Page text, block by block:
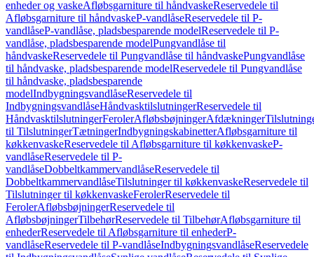
enheder og vaskeAfløbsgarniture til håndvaskeReservedele til
Afløbsgarniture til håndvaskeP-vandlåseReservedele til P-
vandlåseP-vandlåse, pladsbesparende modelReservedele til P-
vandlåse, pladsbesparende modelPungvandlåse til
håndvaskeReservedele til Pungvandlåse til håndvaskePungvandlåse
til håndvaske, pladsbesparende modelReservedele til Pungvandlåse
til håndvaske, pladsbesparende
modelIndbygningsvandlåseReservedele til
IndbygningsvandlåseHåndvasktilslutningerReservedele til
HåndvasktilslutningerFerolerAfløbsbøjningerAfdækninger
til TilslutningerTætningerIndbygningskabinetterAfløbsgarniture til
køkkenvaskeReservedele til Afløbsgarniture til køkkenvaskeP-
vandlåseReservedele til P-
vandlåseDobbeltkammervandlåseReservedele til
DobbeltkammervandlåseTilslutninger til køkkenvaskeReservedele til
Tilslutninger til køkkenvaskeFerolerReservedele til
FerolerAfløbsbøjningerReservedele til
AfløbsbøjningerTilbehørReservedele til TilbehørAfløbsgarniture til
enhederReservedele til Afløbsgarniture til enhederP-
vandlåseReservedele til P-vandlåseIndbygningsvandlåseReservedele